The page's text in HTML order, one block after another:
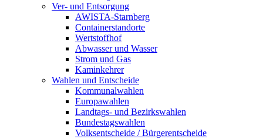
Ver- und Entsorgung
AWISTA-Starnberg
Containerstandorte
Wertstoffhof
Abwasser und Wasser
Strom und Gas
Kaminkehrer
Wahlen und Entscheide
Kommunalwahlen
Europawahlen
Landtags- und Bezirkswahlen
Bundestagswahlen
Volksentscheide / Bürgerentscheide